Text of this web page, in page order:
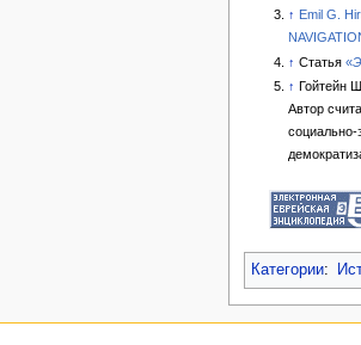
↑ Emil G. Hirsch, Wilhelm Nowack, Executive Committee of the
↑ Статья «
↑ Гойтейн
Автор
Категории: